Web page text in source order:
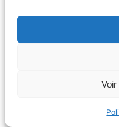
Voir